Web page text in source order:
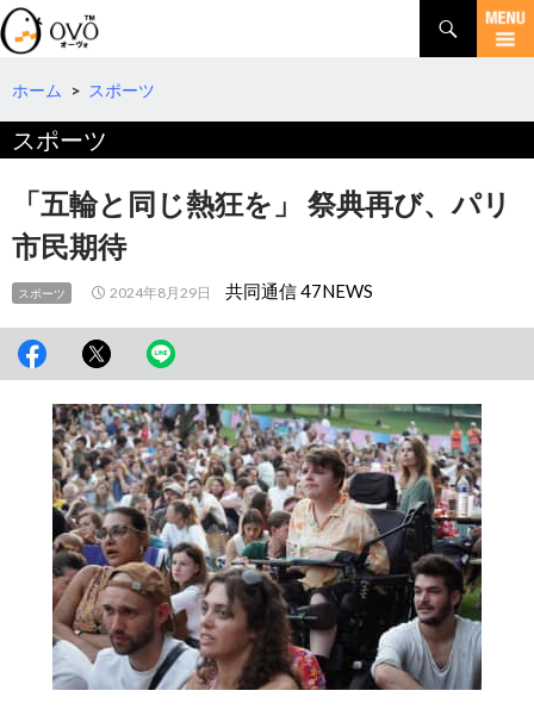
検
索
コ
テ
へ
ホーム > スポーツ
スポーツ
「五輪と同じ熱狂を」 祭典再び、パリ
市民期待
スポーツ 2024年8月29日 共同通信 47NEWS